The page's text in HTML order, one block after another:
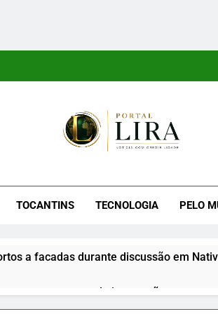
E Uma Boa
TOCANTINS TECNOLOGIA PELO
a facadas durante discussão em
propostas de integração na